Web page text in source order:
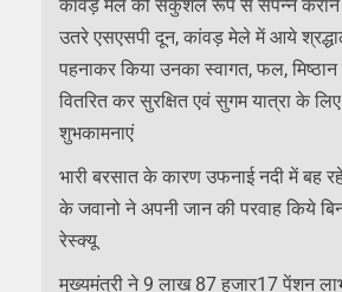
कावड़ मेले को सकुशल रूप से संपन्न कराने
उतरे एसएसपी दून, कांवड़ मेले में आये
पहनाकर किया उनका स्वागत, फल, मिष्ठान
वितरित कर सुरक्षित एवं सुगम यात्रा के
शुभकामनाएं
भारी बरसात के कारण उफनाई नदी में बह
के जवानो ने अपनी जान की परवाह किये
रेस्क्यू
मुख्यमंत्री ने 9 लाख 87 हजार17 पेंशन